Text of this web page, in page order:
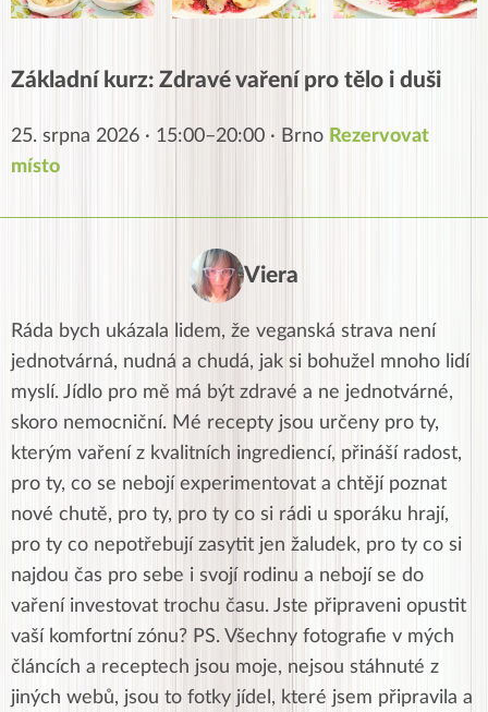
Základní kurz: Zdravé vaření pro tělo i duši
25. srpna 2026 · 15:00–20:00 · Brno Rezervovat
místo
Viera
Ráda bych ukázala lidem, že veganská strava není
jednotvárná, nudná a chudá, jak si bohužel mnoho lidí
myslí. Jídlo pro mě má být zdravé a ne jednotvárné,
skoro nemocniční. Mé recepty jsou určeny pro ty,
kterým vaření z kvalitních ingrediencí, přináší radost,
pro ty, co se nebojí experimentovat a chtějí poznat
nové chutě, pro ty, pro ty co si rádi u sporáku hrají,
pro ty co nepotřebují zasytit jen žaludek, pro ty co si
najdou čas pro sebe i svojí rodinu a nebojí se do
vaření investovat trochu času. Jste připraveni opustit
vaší komfortní zónu? PS. Všechny fotografie v mých
článcích a receptech jsou moje, nejsou stáhnuté z
jiných webů, jsou to fotky jídel, které jsem připravila a